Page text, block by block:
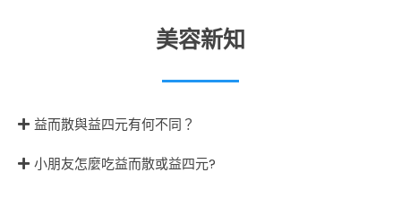
美容新知
益而散與益四元有何不同？
小朋友怎麼吃益而散或益四元?